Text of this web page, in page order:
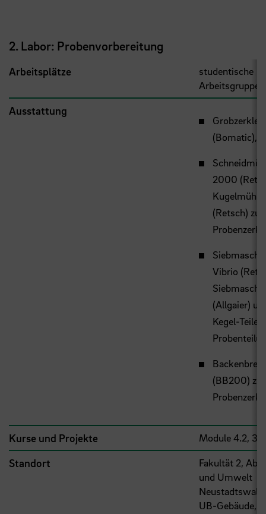
2. Labor: Probenvorbereitung
Arbeitsplätze
studentische
Arbeitsgruppe
Ausstattung
(Bomatic),
2000
(Retsch) zur
Vibrio
(Allgaier)
Kegel-Teiler
(BB200) zur
Kurse und Projekte Module 4.2,
Standort
Fakultät 2, Abt.
und Umwelt
Neustadtswall
UB-Gebäude,